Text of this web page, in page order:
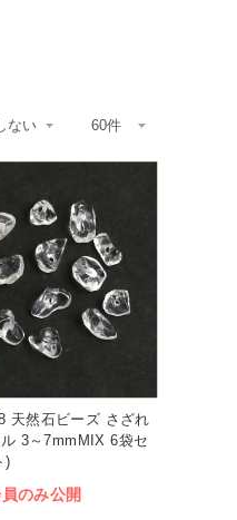
天然石ビーズ さざれ
3～7mmMIX 6袋セ
)
のみ公開